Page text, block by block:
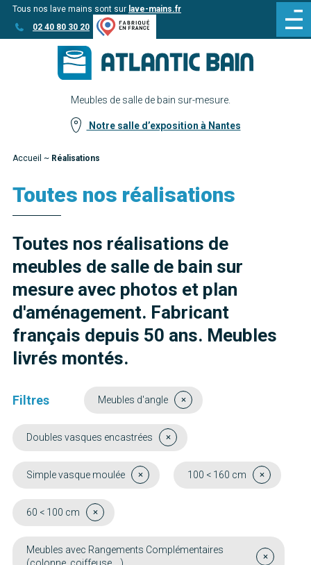
Aller
au
Aller au
contenu
Tous nos lave mains sont sur lave-mains.fr
02 40 80 30 20
Meubles de salle de bain sur-mesure.
Notre salle d’exposition à Nantes
Accueil ~ Réalisations
Toutes nos réalisations
Toutes nos réalisations de
meubles de salle de bain sur
mesure avec photos et plan
d'aménagement. Fabricant
français depuis 50 ans. Meubles
livrés montés.
Filtres Meubles d'angle
Doubles vasques encastrées
Simple vasque moulée 100 < 160 cm
60 < 100 cm
Meubles avec Rangements Complémentaires
(colonne, coiffeuse,...)